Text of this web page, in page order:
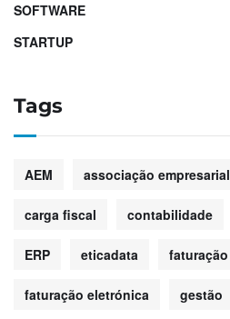
SOFTWARE
STARTUP
Tags
AEM associação empresarial
carga fiscal contabilidade
ERP eticadata faturação
faturação eletrónica gestão